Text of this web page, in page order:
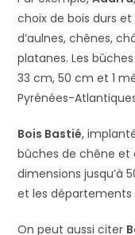
choix de bois durs
d’aulnes, chênes,
platanes. Les
33 cm, 50 cm et 1
Pyrénées-
Bois Bastié,
bûches de chêne et
dimensions jusqu’à
et les départements
On peut aussi citer